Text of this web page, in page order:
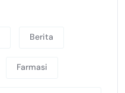
Berita
Farmasi